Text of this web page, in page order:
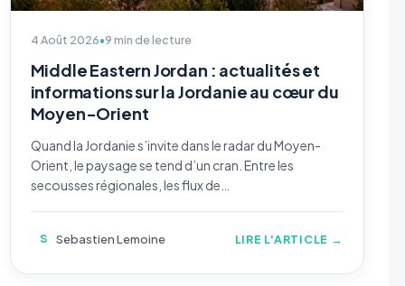
4 Août 2026•9 min de lecture
Middle Eastern Jordan : actualités et
informations sur la Jordanie au cœur du
Moyen-Orient
Quand la Jordanie s’invite dans le radar du Moyen-
Orient, le paysage se tend d’un cran. Entre les
secousses régionales, les flux de…
S Sebastien Lemoine LIRE L'ARTICLE →